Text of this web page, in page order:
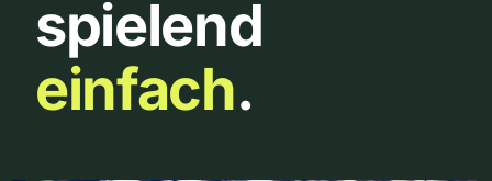
Urbanlist
spielend
einfach.